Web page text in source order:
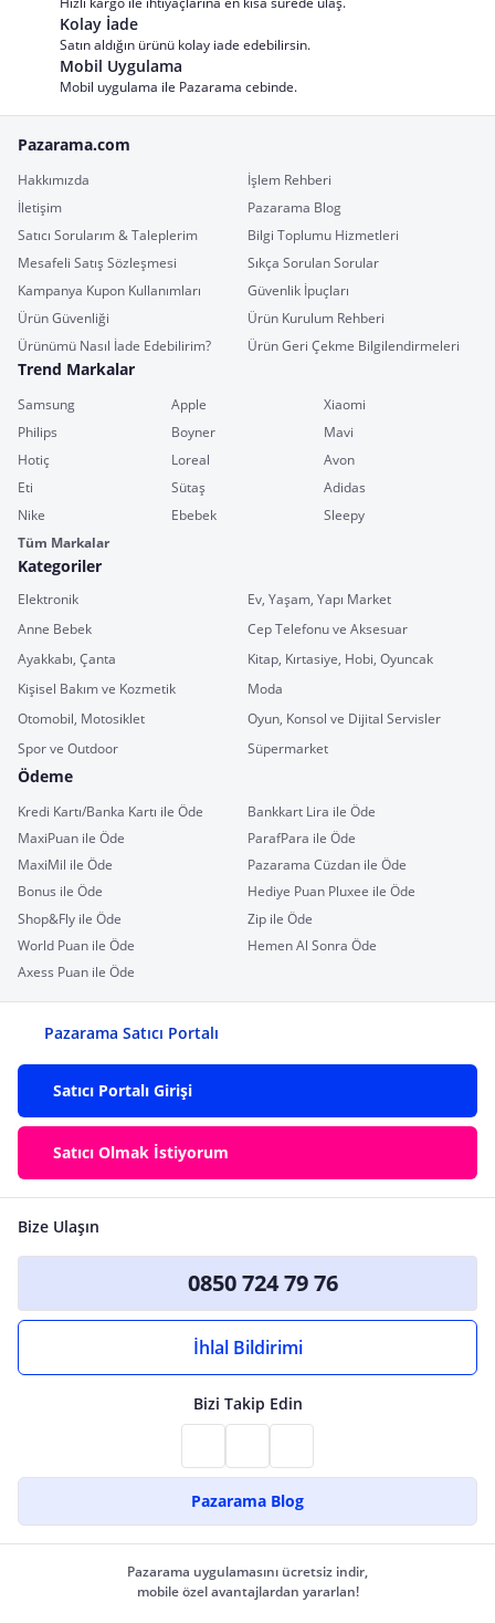
Kolay İade
Satın aldığın ürünü kolay iade edebilirsin.
Mobil Uygulama
Mobil uygulama ile Pazarama cebinde.
Pazarama.com
Hakkımızda
İşlem Rehberi
İletişim
Pazarama Blog
Satıcı Sorularım & Taleplerim
Bilgi Toplumu Hizmetleri
Mesafeli Satış Sözleşmesi
Sıkça Sorulan Sorular
Kampanya Kupon Kullanımları
Güvenlik İpuçları
Ürün Güvenliği
Ürün Kurulum Rehberi
Ürünümü Nasıl İade Edebilirim?
Ürün Geri Çekme Bilgilendirmeleri
Trend Markalar
Samsung Apple
Xiaomi
Philips
Boyner
Mavi
Hotiç
Loreal
Avon
Eti
Sütaş
Adidas
Nike
Ebebek
Sleepy
Tüm Markalar
Kategoriler
Elektronik
Ev, Yaşam, Yapı Market
Anne Bebek
Cep Telefonu ve Aksesuar
Ayakkabı, Çanta
Kitap, Kırtasiye, Hobi, Oyuncak
Kişisel Bakım ve Kozmetik
Moda
Otomobil, Motosiklet
Oyun, Konsol ve Dijital Servisler
Spor ve Outdoor
Süpermarket
Ödeme
Kredi Kartı/Banka Kartı ile Öde
Bankkart Lira ile Öde
MaxiPuan ile Öde
ParafPara ile Öde
MaxiMil ile Öde
Pazarama Cüzdan ile Öde
Bonus ile Öde
Hediye Puan Pluxee ile Öde
Shop&Fly ile Öde
Zip ile Öde
World Puan ile Öde
Hemen Al Sonra Öde
Axess Puan ile Öde
Pazarama Satıcı Portalı
Satıcı Portalı Girişi
Satıcı Olmak İstiyorum
Bize Ulaşın
0850 724 79 76
İhlal Bildirimi
Bizi Takip Edin
Pazarama Blog
Pazarama uygulamasını ücretsiz indir,
mobile özel avantajlardan yararlan!